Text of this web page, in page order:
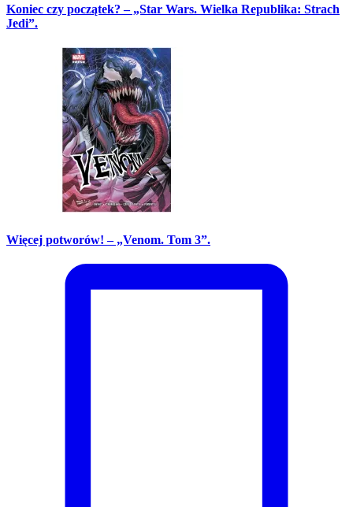
Koniec czy początek? – „Star Wars. Wielka Republika: Strach
Jedi”.
Więcej potworów! – „Venom. Tom 3”.